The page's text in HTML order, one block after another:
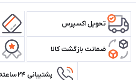
تحویل اکسپرس
ضمانت بازگشت کالا
پشتیبانی ۲۴ ساعته